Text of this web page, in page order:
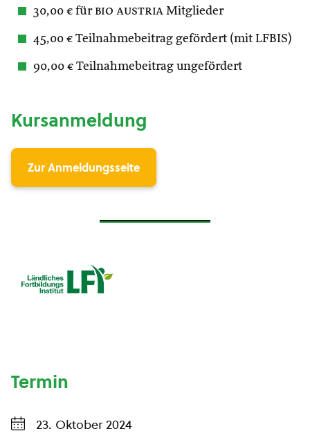
30,00 € für bio austria Mitglieder
45,00 € Teilnahmebeitrag gefördert (mit LFBIS)
90,00 € Teilnahmebeitrag ungefördert
Kursanmeldung
Zur Anmeldungsseite
Termin
23. Oktober 2024